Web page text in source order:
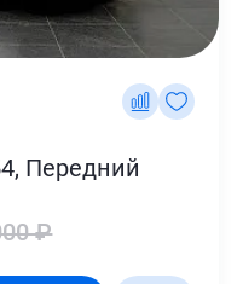
Передний
₽